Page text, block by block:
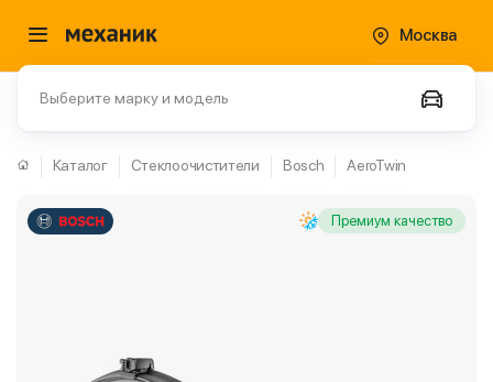
Москва
Выберите марку и модель
Каталог Стеклоочистители Bosch AeroTwin
Премиум качество